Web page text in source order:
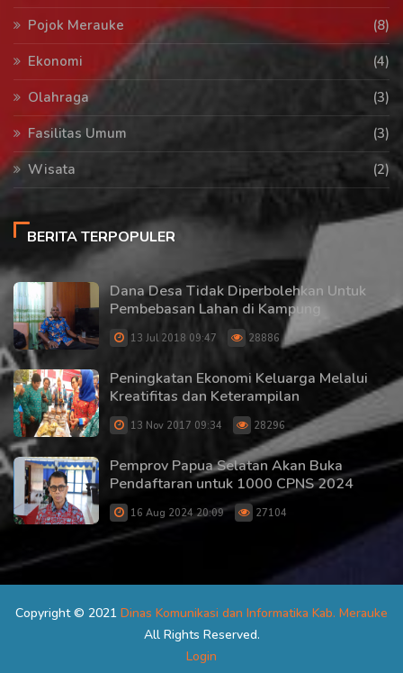
Pojok Merauke
(8)
Ekonomi
(4)
Olahraga
(3)
Fasilitas Umum
(3)
Wisata
(2)
BERITA TERPOPULER
Dana Desa Tidak Diperbolehkan Untuk
Pembebasan Lahan di Kampung
13 Jul 2018 09:47 28886
Peningkatan Ekonomi Keluarga Melalui
Kreatifitas dan Keterampilan
13 Nov 2017 09:34 28296
Pemprov Papua Selatan Akan Buka
Pendaftaran untuk 1000 CPNS 2024
16 Aug 2024 20:09 27104
Copyright © 2021 Dinas Komunikasi dan Informatika Kab. Merauke
All Rights Reserved.
Login